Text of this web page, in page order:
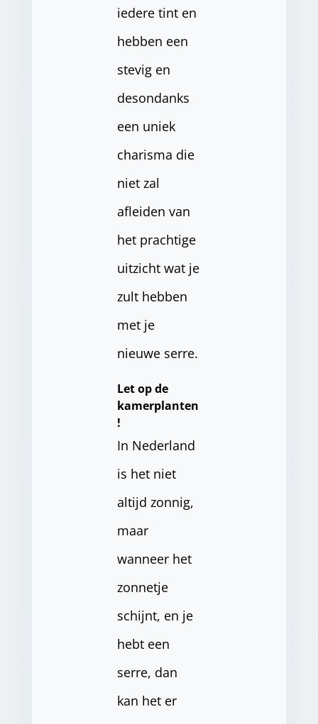
iedere tint en
hebben een
stevig en
desondanks
een uniek
charisma die
niet zal
afleiden van
het prachtige
uitzicht wat je
zult hebben
met je
nieuwe serre.
Let op de
kamerplanten
!
In Nederland
is het niet
altijd zonnig,
maar
wanneer het
zonnetje
schijnt, en je
hebt een
serre, dan
kan het er